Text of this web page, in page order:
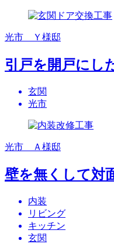
光市 Ｙ様邸
引戸を開戸にし
玄関
光市
光市 Ａ様邸
壁を無くして対
内装
リビング
キッチン
玄関